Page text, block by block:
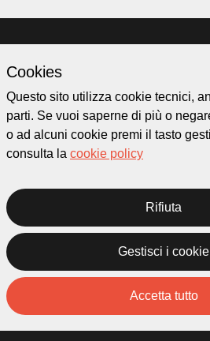
Policy
Homepage
Mappa
Storie
Cookies
Questo sito utilizza cookie tecnici,
parti. Se vuoi saperne di più o
o ad alcuni cookie premi il tasto
consulta la cookie policy
Rifiuta
Gestisci i cookie
Accetta tutto